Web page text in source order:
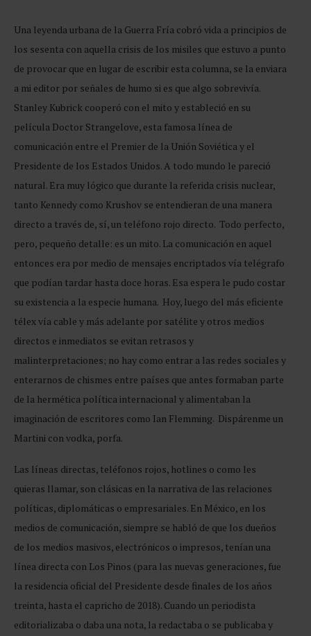
Una leyenda urbana de la Guerra Fría cobró vida a principios de
los sesenta con aquella crisis de los misiles que estuvo a punto
de provocar que en lugar de escribir esta columna, se la enviara
a mi editor por señales de humo si es que algo sobrevivía.
Stanley Kubrick cooperó con el mito y estableció en su
película Doctor Strangelove, esta famosa línea de
comunicación entre el Premier de la Unión Soviética y el
Presidente de los Estados Unidos. A todo mundo le pareció
natural. Era muy lógico que durante la referida crisis nuclear,
tanto Kennedy como Krushov se entendieran de una manera
directo a través de, sí, un teléfono rojo directo. Todo perfecto,
pero, pequeño detalle: es un mito. La comunicación en aquel
entonces era por medio de mensajes encriptados vía telégrafo
que podían tardar hasta doce horas. Esa espera le pudo costar
su existencia a la especie humana. Hoy, luego del más eficiente
télex vía cable y más adelante por satélite y otros medios
directos e inmediatos se evitan retrasos y
malinterpretaciones; no hay como entrar a las redes sociales y
enterarnos de chismes entre países que antes formaban parte
de la hermética política internacional y alimentaban la
imaginación de escritores como Ian Flemming. Dispárenme un
Martini con vodka, porfa.
Las líneas directas, teléfonos rojos, hotlines o como les
quieras llamar, son clásicas en la narrativa de las relaciones
políticas, diplomáticas o empresariales. En México, en los
medios de comunicación, siempre se habló de que los dueños
de los medios masivos, electrónicos o impresos, tenían una
línea directa con Los Pinos (para las nuevas generaciones, fue
la residencia oficial del Presidente desde finales de los años
treinta, hasta el capricho de 2018). Cuando un periodista
editorializaba o daba una nota, la redactaba o se publicaba y